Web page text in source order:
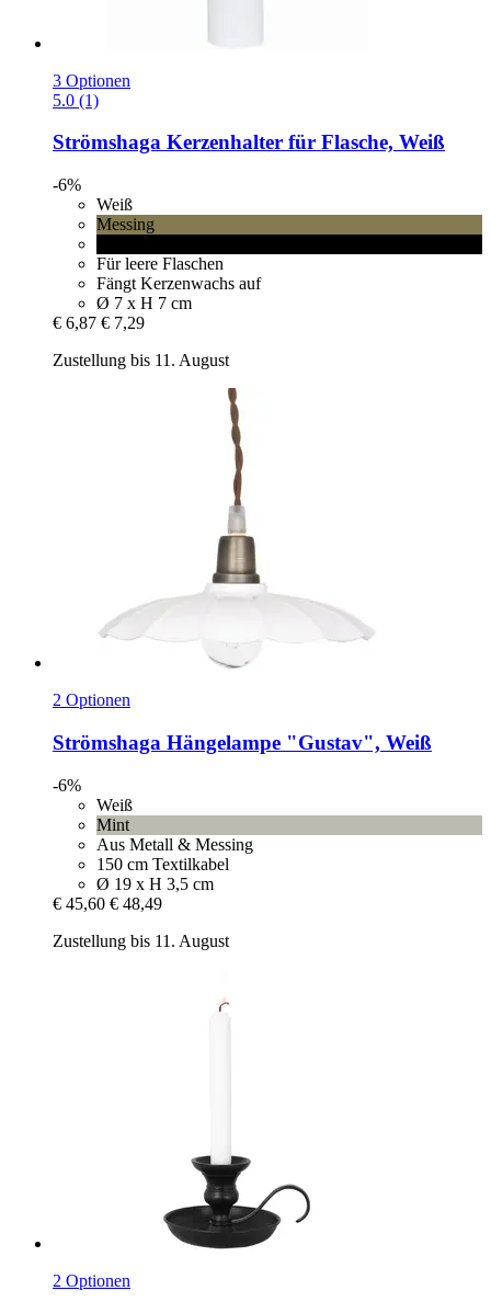
3 Optionen
5.0 (1)
Strömshaga Kerzenhalter für Flasche, Weiß
-6%
Weiß
Messing
Für leere Flaschen
Fängt Kerzenwachs auf
Ø 7 x H 7 cm
€ 6,87 € 7,29
Zustellung bis 11. August
2 Optionen
Strömshaga Hängelampe "Gustav", Weiß
-6%
Weiß
Mint
Aus Metall & Messing
150 cm Textilkabel
Ø 19 x H 3,5 cm
€ 45,60 € 48,49
Zustellung bis 11. August
2 Optionen